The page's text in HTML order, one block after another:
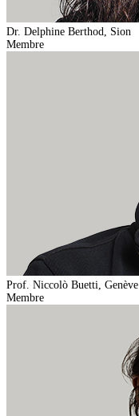
Dr. Delphine Berthod, Sion
Membre
Prof. Niccolò Buetti, Genève
Membre